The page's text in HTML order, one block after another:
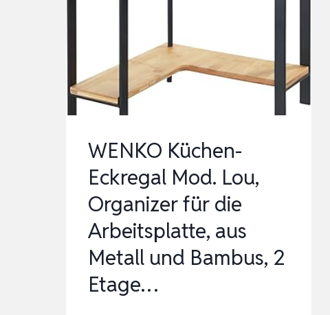
ARBEITSPLATTE,MIKROWELL…
WENKO Küchen-
Eckregal Mod. Lou,
Organizer für die
Arbeitsplatte, aus
Metall und Bambus, 2
Etage…